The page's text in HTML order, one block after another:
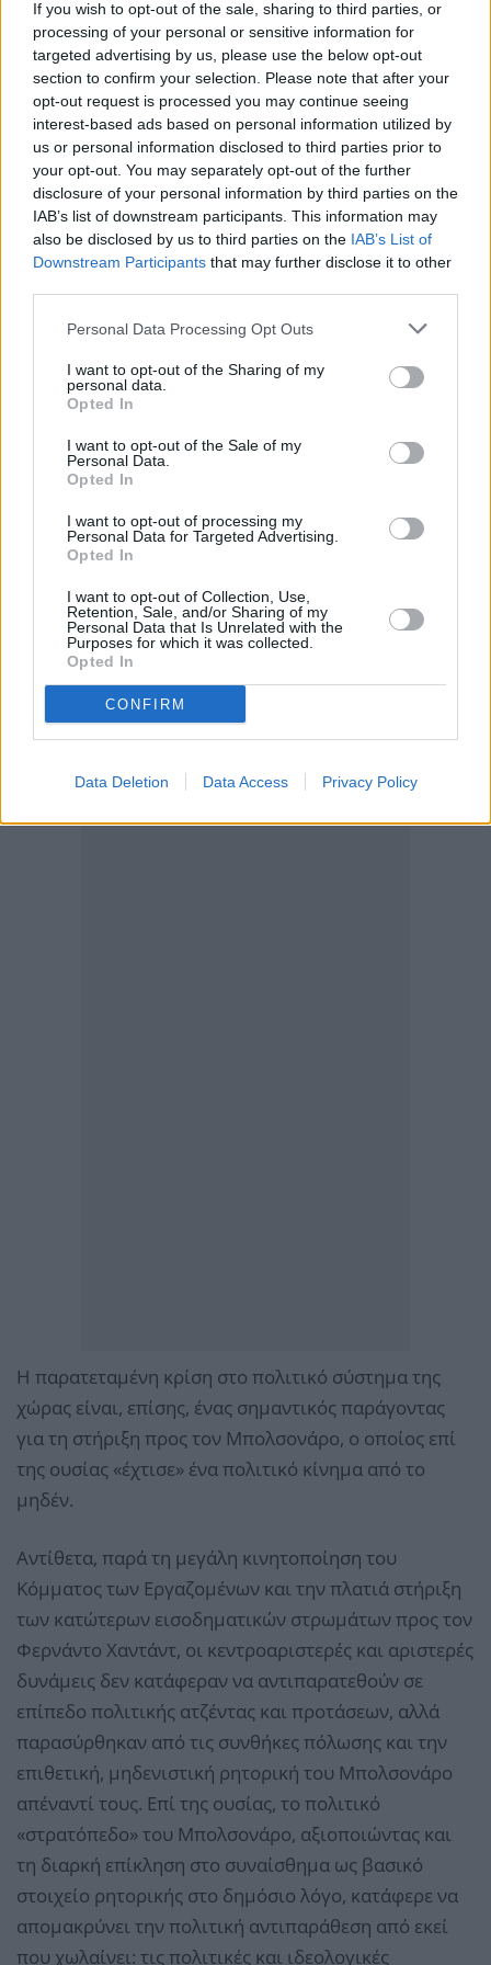
If you wish to opt-out of the sale, sharing to third parties, or
processing of your personal or sensitive information for
targeted advertising by us, please use the below opt-out
section to confirm your selection. Please note that after your
opt-out request is processed you may continue seeing
interest-based ads based on personal information utilized by
us or personal information disclosed to third parties prior to
your opt-out. You may separately opt-out of the further
disclosure of your personal information by third parties on the
IAB’s list of downstream participants. This information may
also be disclosed by us to third parties on the IAB’s List of
Downstream Participants that may further disclose it to other
Personal Data Processing Opt Outs
I want to opt-out of the Sharing of my
personal data.
Opted In
I want to opt-out of the Sale of my
Personal Data.
Opted In
I want to opt-out of processing my
Personal Data for Targeted Advertising.
Opted In
I want to opt-out of Collection, Use,
Retention, Sale, and/or Sharing of my
Personal Data that Is Unrelated with the
Purposes for which it was collected.
Opted In
CONFIRM
Data Deletion Data Access Privacy Policy
πως θέλει να επαναφέρει στο επίκεντρο της
κοινωνικής ζωής τις θεμελιώδεις αξίες της
οικογένειας και των χριστιανικών ηθών, που
εκτραχύνθηκαν τα τελευταία χρόνια, μαζί με την
απαξίωση της πολιτικής ζωής.
Αναφορικά με τη διαγενεακή σύγκρουση, ένα
σημαντικό ποσοστό των νεότερων ηλικιακά ομάδων
που στήριξε τον Μπολσονάρο δεν έχει μνήμες από τη
στρατιωτική χούντα, ούτε αντιλαμβάνεται πρακτικά
τι σημαίνει η στέρηση ελευθεριών, η φίμωση του
δικαιωμάτων. Επίσης, όπως αναδεικνύουν πολλές
έρευνες, σημαντικό επίσης τμήμα του εκλογικού
σώματος που τον στήριξε εκτιμά ότι πολλά για τα
οποία κατηγορείται ο Μπολσονάρο, όπως ότι είναι
σεξιστής, θιασώτης της χούντας και ρατσιστής, είναι
«υπερβολές» των ΜΜΕ. Οι εκτιμήσεις αυτές
συμπίπτουν και με αντίστοιχες έρευνες που
αφορούν στην αξιοπιστία των ΜΜΕ, για τα οποία τα
αποτελέσματα είναι απογοητευτικά.
Η παρατεταμένη κρίση στο πολιτικό σύστημα της
χώρας είναι, επίσης, ένας σημαντικός παράγοντας
για τη στήριξη προς τον Μπολσονάρο, ο οποίος επί
της ουσίας «έχτισε» ένα πολιτικό κίνημα από το
μηδέν.
Αντίθετα, παρά τη μεγάλη κινητοποίηση του
Κόμματος των Εργαζομένων και την πλατιά στήριξη
των κατώτερων εισοδηματικών στρωμάτων προς τον
Φερνάντο Χαντάντ, οι κεντροαριστερές και αριστερές
δυνάμεις δεν κατάφεραν να αντιπαρατεθούν σε
επίπεδο πολιτικής ατζέντας και προτάσεων, αλλά
παρασύρθηκαν από τις συνθήκες πόλωσης και την
επιθετική, μηδενιστική ρητορική του Μπολσονάρο
απέναντί τους. Επί της ουσίας, το πολιτικό
«στρατόπεδο» του Μπολσονάρο, αξιοποιώντας και
τη διαρκή επίκληση στο συναίσθημα ως βασικό
στοιχείο ρητορικής στο δημόσιο λόγο, κατάφερε να
απομακρύνει την πολιτική αντιπαράθεση από εκεί
που χωλαίνει: τις πολιτικές και ιδεολογικές